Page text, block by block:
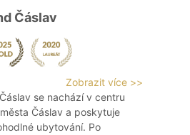
Čáslav
Zobrazit více >>
se nachází v centru
Čáslav a poskytuje
ubytování. Po